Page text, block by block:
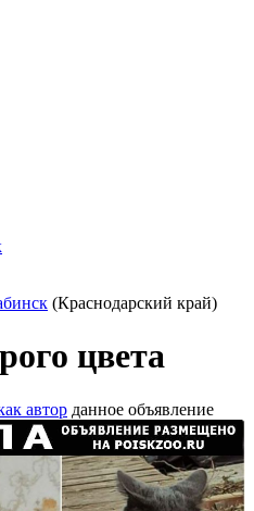
(Краснодарский край)
цвета
автор данное объявление